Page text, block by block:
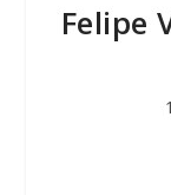
Felipe